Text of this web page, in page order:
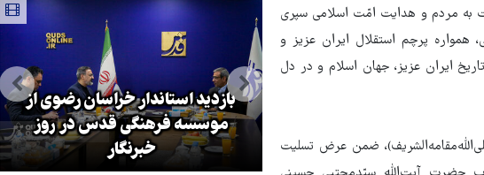
به مردم و هدایت امّت اسلامی سپری
همواره پرچم استقلال ایران عزیز و
ایران عزیز، جهان اسلام و در دل
ضمن عرض تسلیتمجبور به همراهی کرد
بازدید استاندار خراسان رضوی از
موسسه فرهنگی قدس در روز
خبرنگار